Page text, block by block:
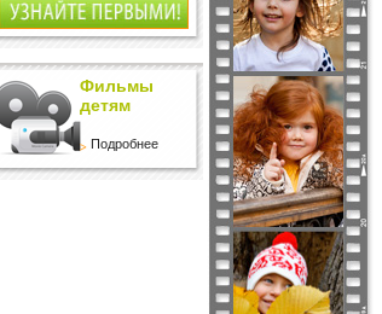
Фильмы
детям
Подробнее